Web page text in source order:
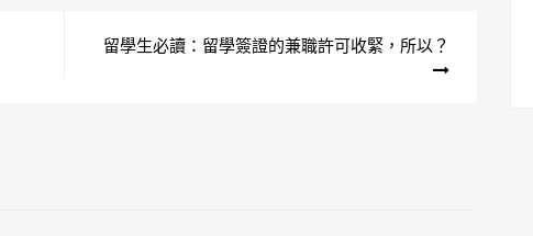
留學生必讀：留學簽證的兼職許可收緊，所以？